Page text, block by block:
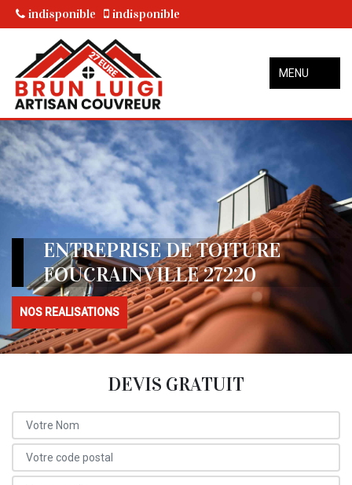
indisponible indisponible
MENU
ENTREPRISE DE TOITURE
FOUCRAINVILLE 27220
NOS REALISATIONS
DEVIS GRATUIT